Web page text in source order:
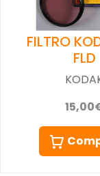
FILTRO
FLD